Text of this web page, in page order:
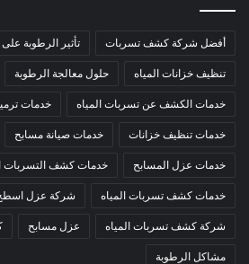
أفضل شركة كشف تسربات تأثير الرطوبة
تنظيف خزانات المياه حلول معالجة الرطوبة
خدمات الكشف عن تسربات المياه خدمات
خدمات تنظيف خزانات خدمات صيانة مسابح
خدمات عزل المسابح خدمات كشف التسربات
خدمات كشف تسربات المياه شركة عزل
شركة كشف تسربات المياه عزل مسابح
مشاكل الرطوبة